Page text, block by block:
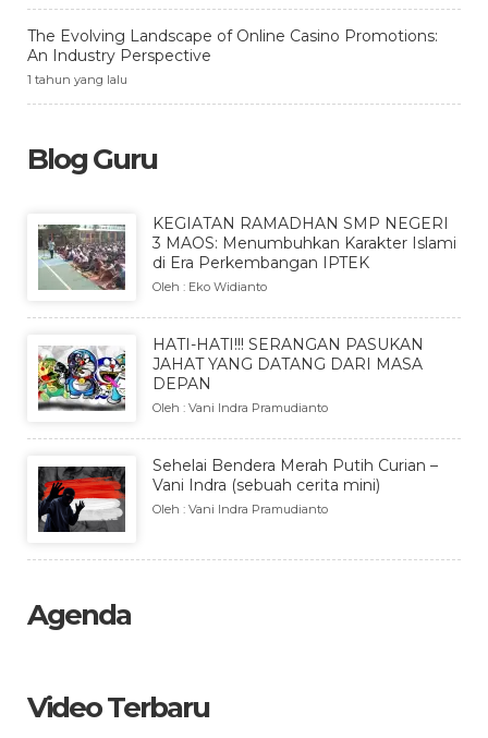
The Evolving Landscape of Online Casino Promotions:
An Industry Perspective
1 tahun yang lalu
Blog Guru
KEGIATAN RAMADHAN SMP NEGERI
3 MAOS: Menumbuhkan Karakter Islami
di Era Perkembangan IPTEK
Oleh : Eko Widianto
HATI-HATI!!! SERANGAN PASUKAN
JAHAT YANG DATANG DARI MASA
DEPAN
Oleh : Vani Indra Pramudianto
Sehelai Bendera Merah Putih Curian –
Vani Indra (sebuah cerita mini)
Oleh : Vani Indra Pramudianto
Agenda
Video Terbaru